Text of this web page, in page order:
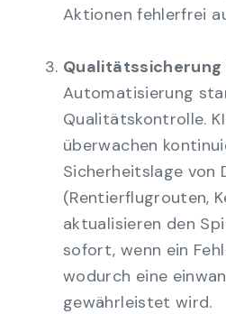
Aktionen fehlerfrei
Qualitätssicherung
Automatisierung
Qualitätskontrolle.
überwachen
Sicherheitslage von
(Rentierflugrouten,
aktualisieren den
sofort, wenn ein
wodurch eine
gewährleistet wird.